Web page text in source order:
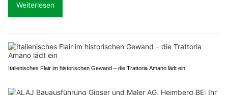
Weiterlesen
Italienisches Flair im historischen Gewand – die Trattoria Amano lädt ein